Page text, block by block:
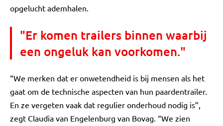
opgelucht ademhalen.
"Er komen trailers binnen waarbij
een ongeluk kan voorkomen."
“We merken dat er onwetendheid is bij mensen als het
gaat om de technische aspecten van hun paardentrailer.
En ze vergeten vaak dat regulier onderhoud nodig is”,
zegt Claudia van Engelenburg van Bovag. “We zien